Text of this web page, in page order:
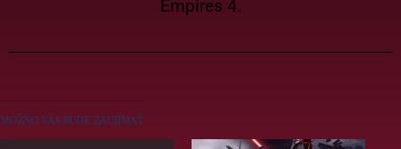
Empires 4.
MOŽNO VÁS BUDE ZAUJÍMAŤ